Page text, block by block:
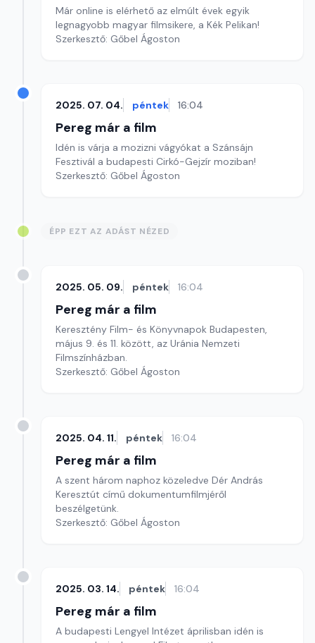
Már online is elérhető az elmúlt évek egyik
legnagyobb magyar filmsikere, a Kék Pelikan!
Szerkesztő: Gőbel Ágoston
2025. 07. 04. péntek 16:04
Pereg már a film
Idén is várja a mozizni vágyókat a Szánsájn
Fesztivál a budapesti Cirkó-Gejzír moziban!
Szerkesztő: Gőbel Ágoston
ÉPP EZT AZ ADÁST NÉZED
2025. 05. 09. péntek 16:04
Pereg már a film
Keresztény Film- és Könyvnapok Budapesten,
május 9. és 11. között, az Uránia Nemzeti
Filmszínházban.
Szerkesztő: Gőbel Ágoston
2025. 04. 11. péntek 16:04
Pereg már a film
A szent három naphoz közeledve Dér András
Keresztút című dokumentumfilmjéről
beszélgetünk.
Szerkesztő: Gőbel Ágoston
2025. 03. 14. péntek 16:04
Pereg már a film
A budapesti Lengyel Intézet áprilisban idén is